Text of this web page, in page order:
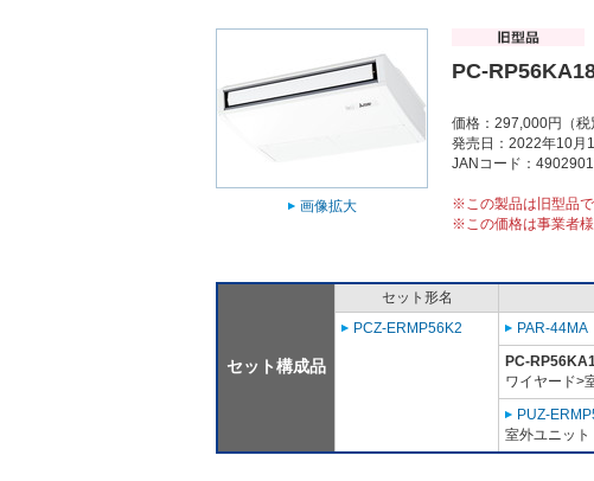
画像拡大
PC-
価格：297,000円（税
発売日：2022年10月
JANコード：
※この製品は旧型品で
※この価格は事業者様
セット構成品
セット形名
PCZ-ERMP56K2
PAR-44MA
PC-
ワイヤード>
PUZ-
室外ユニット